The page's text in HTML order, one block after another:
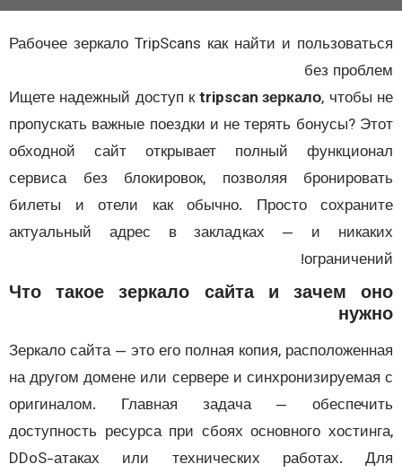
Рабочее зеркало TripScans как найти и
без
Ищете надежный доступ кtripscan зеркало,
пропускать важные поездки и не терять бонусы?
обходной сайт открывает полный
сервиса без блокировок, позволяя
билеты и отели как обычно. Просто
актуальный адрес в закладках — и
Что такое зеркало сайта и зачем
Зеркало сайта — это его полная копия,
на другом домене или сервере и
оригиналом. Главная задача —
доступность ресурса при сбоях основного
DDoS-атаках или технических работах.